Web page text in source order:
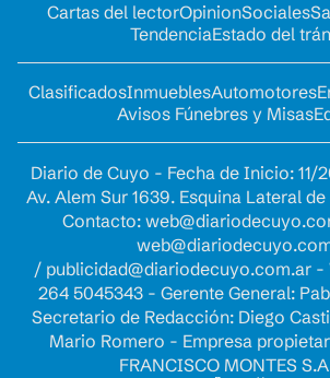
Cartas del lectorOpinionSociales
TendenciaEstado del
ClasificadosInmueblesAutomotores
Avisos Fúnebres y Misas
Diario de Cuyo - Fecha de Inicio: 11/
Av. Alem Sur 1639. Esquina Lateral
Contacto:
/ publicidad@diariodecuyo.com.ar-
264 5045343 - Gerente General:
Secretario de Redacción: Diego
Mario Romero - Empresa
FRANCISCO MONTES